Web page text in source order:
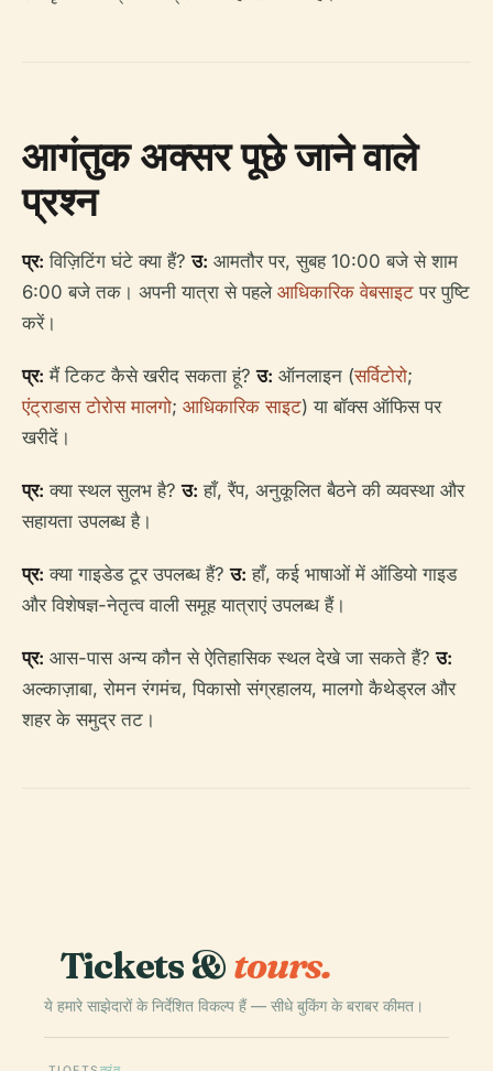
आगंतुक अक्सर पूछे जाने वाले
प्रश्न
प्र: विज़िटिंग घंटे क्या हैं?उ: आमतौर पर, सुबह 10:00 बजे से शाम
6:00 बजे तक। अपनी यात्रा से पहले आधिकारिक वेबसाइट पर पुष्टि
करें।
प्र: मैं टिकट कैसे खरीद सकता हूं?उ: ऑनलाइन (सर्विटोरो;
एंट्राडास टोरोस मालगो; आधिकारिक साइट) या बॉक्स ऑफिस पर
खरीदें।
प्र: क्या स्थल सुलभ है?उ: हाँ, रैंप, अनुकूलित बैठने की व्यवस्था और
सहायता उपलब्ध है।
प्र: क्या गाइडेड टूर उपलब्ध हैं?उ: हाँ, कई भाषाओं में ऑडियो गाइड
और विशेषज्ञ-नेतृत्व वाली समूह यात्राएं उपलब्ध हैं।
प्र: आस-पास अन्य कौन से ऐतिहासिक स्थल देखे जा सकते हैं?उ:
अल्काज़ाबा, रोमन रंगमंच, पिकासो संग्रहालय, मालगो कैथेड्रल और
शहर के समुद्र तट।
Tickets &tours.
ये हमारे साझेदारों के निर्देशित विकल्प हैं — सीधे बुकिंग के बराबर कीमत।